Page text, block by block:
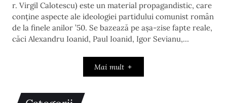
r. Virgil Calotescu) este un material propagandistic, care
conține aspecte ale ideologiei partidului comunist român
de la finele anilor ’50. Se bazează pe așa-zise fapte reale,
căci Alexandru Ioanid, Paul Ioanid, Igor Sevianu,…
Mai mult